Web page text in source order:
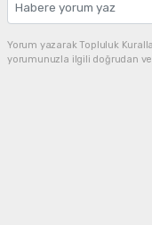
Yorum yazarak Topluluk
yorumunuzla ilgili doğrudan